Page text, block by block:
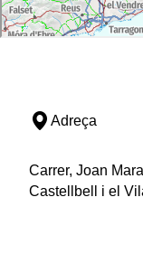
Adreça
Carrer, Joan
Castellbell i el